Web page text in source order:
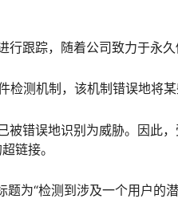
跟踪，随着公司致力于永久
测机制，该机制错误地将某
被错误地识别为威胁。因此
链接。
为“检测到涉及一个用户的